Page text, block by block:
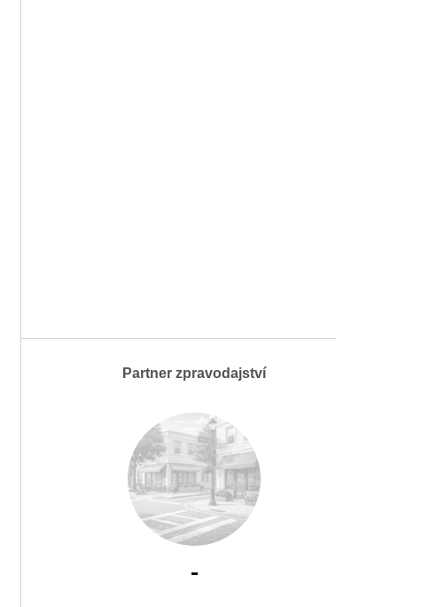
Partner zpravodajství
-